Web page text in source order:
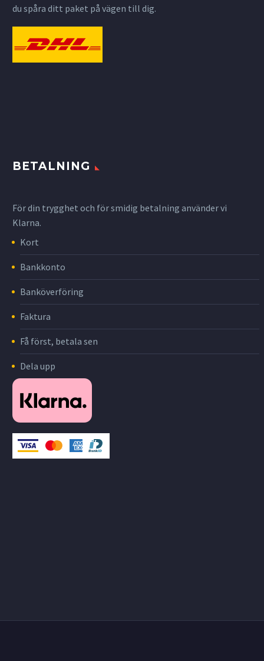
du spåra ditt paket på vägen till dig.
BETALNING
För din trygghet och för smidig betalning använder vi
Klarna.
Kort
Bankkonto
Banköverföring
Faktura
Få först, betala sen
Dela upp